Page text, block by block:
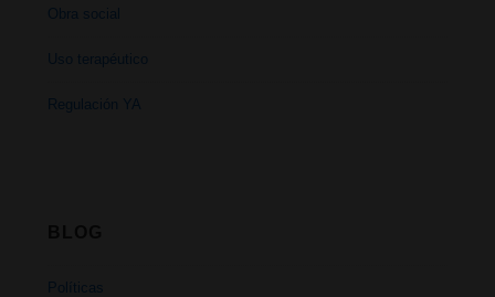
Obra social
Uso terapéutico
Regulación YA
Políticas